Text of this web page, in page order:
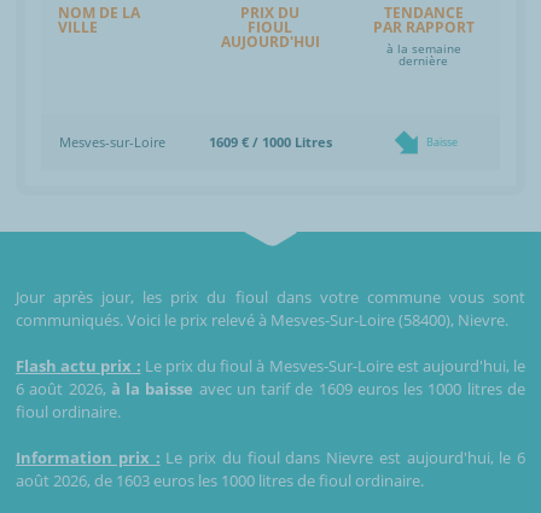
NOM DE LA
VILLE
PRIX DU
FIOUL
AUJOURD'HUI
TENDANCE
PAR RAPPORT
à la semaine
dernière
Mesves-sur-Loire 1609 € / 1000 Litres Baisse
Jour après jour, les prix du fioul dans votre commune vous sont
communiqués. Voici le prix relevé à Mesves-Sur-Loire (58400), Nievre.
Flash actu prix : Le prix du fioul à Mesves-Sur-Loire est aujourd'hui, le
6 août 2026, à la baisse avec un tarif de 1609 euros les 1000 litres de
fioul ordinaire.
Information prix : Le prix du fioul dans Nievre est aujourd'hui, le 6
août 2026, de 1603 euros les 1000 litres de fioul ordinaire.